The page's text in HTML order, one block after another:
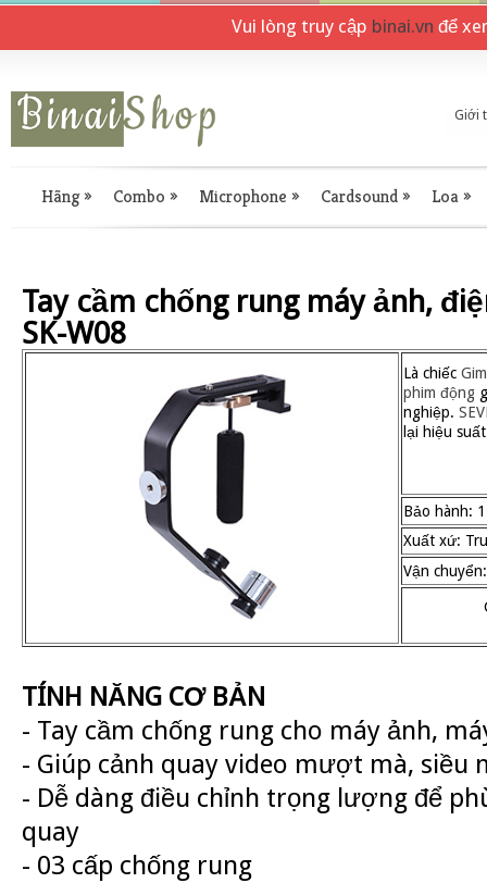
Vui lòng truy cập binai.vn để
Giới
Hãng» Combo » Microphone » Cardsound» Loa»
Tay cầm chống rung máy ảnh,
SK-W08
Là chiếc
phim động
nghiệp.
lại hiệu
Bảo hành:
Xuất xứ:
Vận
TÍNH NĂNG CƠ BẢN
- Tay cầm chống rung cho máy ảnh,
- Giúp cảnh quay video mượt mà, siều
- Dễ dàng điều chỉnh trọng lượng để
quay
- 03 cấp chống rung